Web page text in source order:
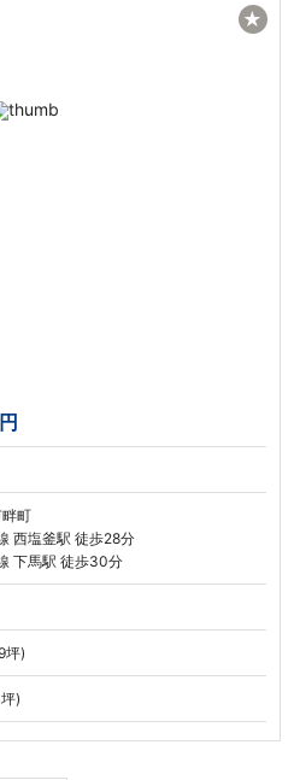
町
西塩釜駅 徒歩28分
下馬駅 徒歩30分
坪)
)
★